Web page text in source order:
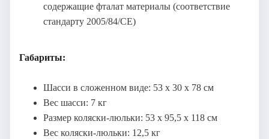
содержащие фталат материалы (соответствие
стандарту 2005/84/CE)
Габариты:
Шасси в сложенном виде: 53 х 30 х 78 см
Вес шасси: 7 кг
Размер коляски-люльки: 53 х 95,5 х 118 см
Вес коляски-люльки: 12,5 кг